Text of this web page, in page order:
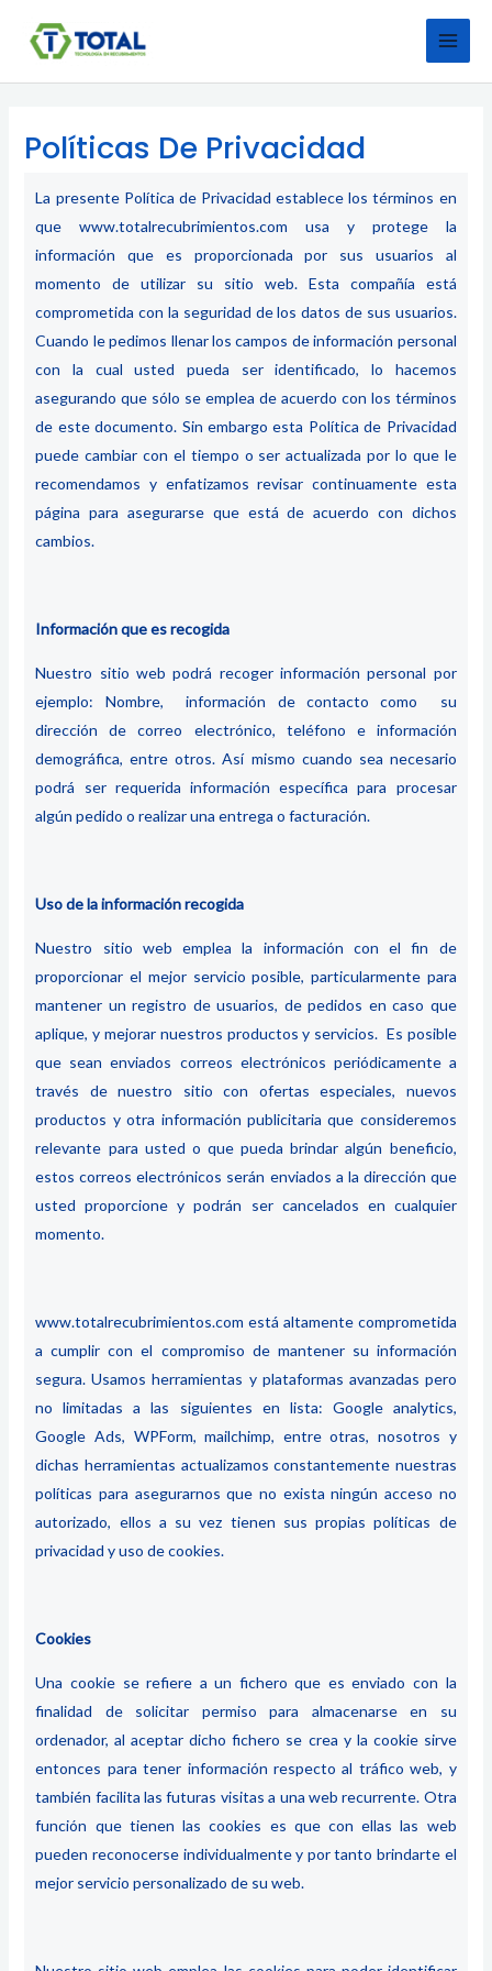
Políticas De Privacidad
La presente Política de Privacidad establece los términos en
quewww.totalrecubrimientos.com usa y protege la
información que es proporcionada por sus usuarios al
momento de utilizar su sitio web. Esta compañía está
comprometida con la seguridad de los datos de sus usuarios.
Cuando le pedimos llenar los campos de información personal
con la cual usted pueda ser identificado, lo hacemos
asegurando que sólo se emplea de acuerdo con los términos
de este documento. Sin embargo esta Política de Privacidad
puede cambiar con el tiempo o ser actualizada por lo que le
recomendamos y enfatizamos revisar continuamente esta
página para asegurarse que está de acuerdo con dichos
cambios.
Información que es recogida
Nuestro sitio web podrá recoger información personal por
ejemplo: Nombre, información de contacto como su
dirección de correo electrónico, teléfono e información
demográfica, entre otros. Así mismo cuando sea necesario
podrá ser requerida información específica para procesar
algún pedido o realizar una entrega o facturación.
Uso de la información recogida
Nuestro sitio web emplea la información con el fin de
proporcionar el mejor servicio posible, particularmente para
mantener un registro de usuarios, de pedidos en caso que
aplique, y mejorar nuestros productos y servicios. Es posible
que sean enviados correos electrónicos periódicamente a
través de nuestro sitio con ofertas especiales, nuevos
productos y otra información publicitaria que consideremos
relevante para usted o que pueda brindar algún beneficio,
estos correos electrónicos serán enviados a la dirección que
usted proporcione y podrán ser cancelados en cualquier
momento.
www.totalrecubrimientos.com está altamente comprometida
a cumplir con el compromiso de mantener su información
segura. Usamos herramientas y plataformas avanzadas pero
no limitadas a las siguientes en lista: Google analytics,
Google Ads, WPForm, mailchimp, entre otras, nosotros y
dichas herramientas actualizamos constantemente nuestras
políticas para asegurarnos que no exista ningún acceso no
autorizado, ellos a su vez tienen sus propias políticas de
privacidad y uso de cookies.
Cookies
Una cookie se refiere a un fichero que es enviado con la
finalidad de solicitar permiso para almacenarse en su
ordenador, al aceptar dicho fichero se crea y la cookie sirve
entonces para tener información respecto al tráfico web, y
también facilita las futuras visitas a una web recurrente. Otra
función que tienen las cookies es que con ellas las web
pueden reconocerse individualmente y por tanto brindarte el
mejor servicio personalizado de su web.